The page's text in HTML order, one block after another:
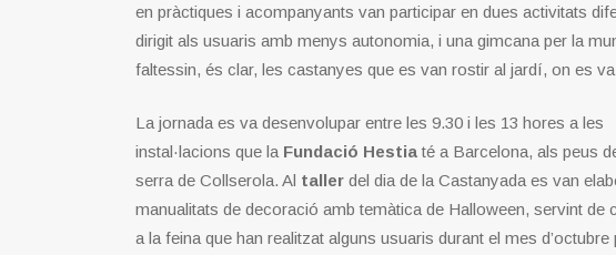
en pràctiques i acompanyants van participar en dues activitats
dirigit als usuaris amb menys autonomia, i una gimcana per la
faltessin, és clar, les castanyes que es van rostir al jardí, on es
La jornada es va desenvolupar entre les 9.30 i les 13 hores a les
instal·lacions que la Fundació Hestiaté a Barcelona, ​​als peus
serra de Collserola. Al taller del dia de la Castanyada es van
manualitats de decoració amb temàtica de Halloween, servint de
a la feina que han realitzat alguns usuaris durant el mes d’octubre